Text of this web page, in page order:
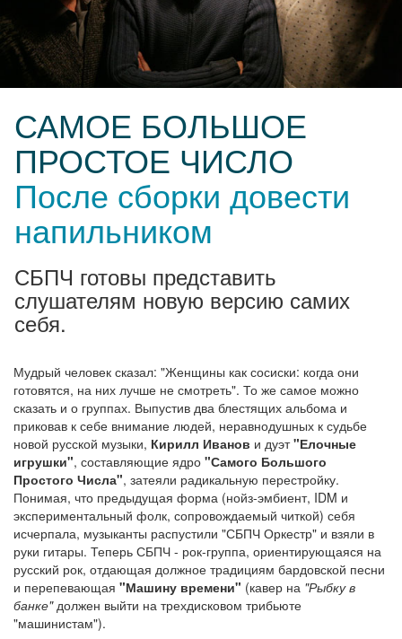
САМОЕ БОЛЬШОЕ
ПРОСТОЕ ЧИСЛО
После сборки довести
напильником
СБПЧ готовы представить
слушателям новую версию самих
себя.
Мудрый человек сказал: "Женщины как сосиски: когда они
готовятся, на них лучше не смотреть". То же самое можно
сказать и о группах. Выпустив два блестящих альбома и
приковав к себе внимание людей, неравнодушных к судьбе
новой русской музыки, Кирилл Иванов и дуэт"Елочные
игрушки", составляющие ядро "Самого Большого
Простого Числа", затеяли радикальную перестройку.
Понимая, что предыдущая форма (нойз-эмбиент, IDM и
экспериментальный фолк, сопровождаемый читкой) себя
исчерпала, музыканты распустили "СБПЧ Оркестр" и взяли в
руки гитары. Теперь СБПЧ - рок-группа, ориентирующаяся на
русский рок, отдающая должное традициям бардовской песни
и перепевающая "Машину времени" (кавер на "Рыбку в
банке"должен выйти на трехдисковом трибьюте
"машинистам").